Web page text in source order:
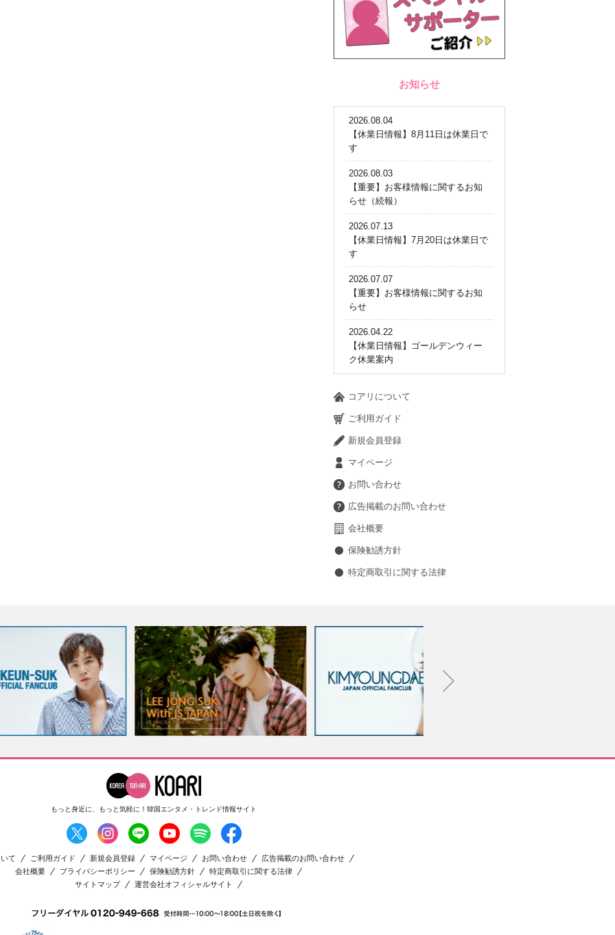
お知らせ
2026.08.04
【休業日情報】8月11日は休業日で
す
2026.08.03
【重要】お客様情報に関するお知
らせ（続報）
2026.07.13
【休業日情報】7月20日は休業日で
す
2026.07.07
【重要】お客様情報に関するお知
らせ
2026.04.22
【休業日情報】ゴールデンウィー
ク休業案内
コアリについて
ご利用ガイド
新規会員登録
マイページ
お問い合わせ
広告掲載のお問い合わせ
会社概要
保険勧誘方針
特定商取引に関する法律
もっと身近に、もっと気軽に！ 韓国エンタメ・トレンド情報サイト
て ご利用ガイド 新規会員登録 マイページ お問い合わせ
広告掲載のお問い合わせ
会社概要
プライバシーポリシー 保険勧誘方針
特定商取引に関する法律
サイトマップ
運営会社オフィシャルサイト